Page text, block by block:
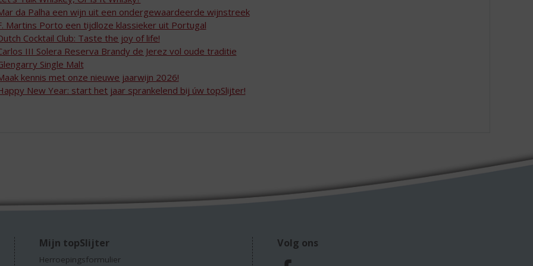
da Palha een wijn uit een ondergewaardeerde wijnstreek
Martins Porto een tijdloze klassieker uit Portugal
Cocktail Club: Taste the joy of life!
III Solera Reserva Brandy de Jerez vol oude traditie
Single Malt
kennis met onze nieuwe jaarwijn 2026!
New Year: start het jaar sprankelend bij úw topSlijter!
Mijn topSlijter
Herroepingsformulier
Volg ons